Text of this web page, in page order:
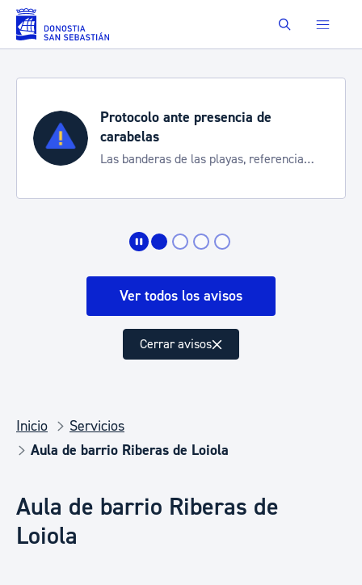
Saltar al contenido principal Buscar
Protocolo ante presencia de
carabelas
Las banderas de las playas, referencia
Ver todos los avisos
Cerrar avisos
Inicio
Servicios
Aula de barrio Riberas de Loiola
Aula de barrio Riberas de
Loiola